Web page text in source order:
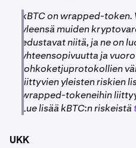
kBTC on wrapped-
yleensä muiden
edustavat niitä, ja ne on
yhteensopivuutta ja
lohkoketjuprotokollien
liittyvien yleisten riskien
wrapped-tokeneihin
Lue lisää kBTC:n riskeistä
UKK